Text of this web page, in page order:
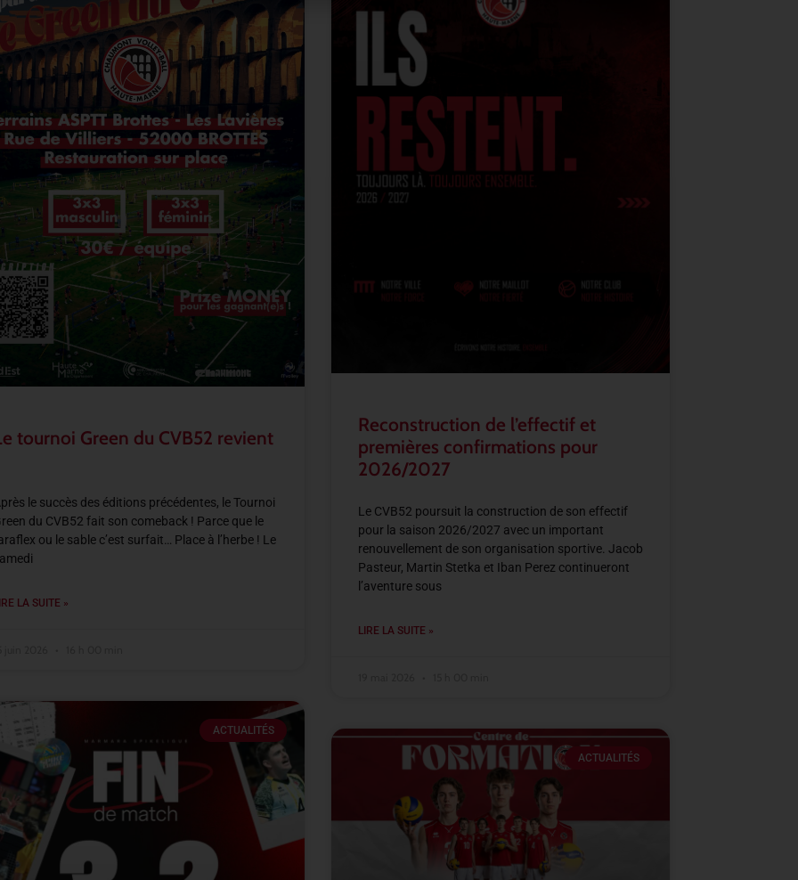
tournoi Green du CVB52 revient
le succès des éditions précédentes, le Tournoi
du CVB52 fait son comeback ! Parce que le
ou le sable c’est surfait… Place à l’herbe ! Le
LA SUITE »
Reconstruction de l’effectif et
premières confirmations pour
2026/2027
Le CVB52 poursuit la construction de son effectif
pour la saison 2026/2027 avec un important
renouvellement de son organisation sportive. Jacob
Pasteur, Martin Stetka et Iban Perez continueront
l’aventure sous
LIRE LA SUITE »
ACTUALITÉS
ACTUALITÉS